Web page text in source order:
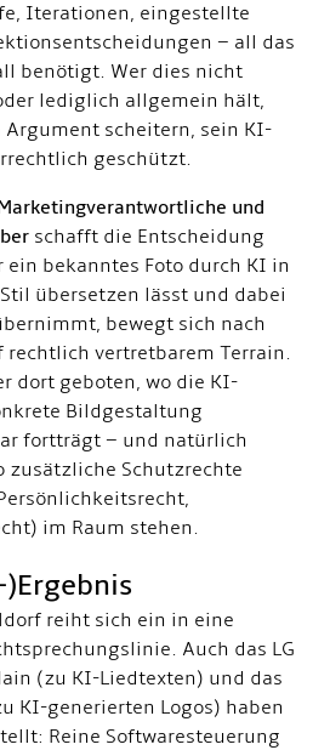
Iterationen, eingestellte
– all das
benötigt. Wer dies nicht
lediglich allgemein hält,
scheitern, sein KI-
geschützt.
und
schafft die Entscheidung
ein bekanntes Foto durch KI in
übersetzen lässt und dabei
bewegt sich nach
rechtlich vertretbarem Terrain.
dort geboten, wo die KI-
Bildgestaltung
fortträgt – und natürlich
zusätzliche Schutzrechte
im Raum stehen.
reiht sich ein in eine
Auch das LG
(zu KI-Liedtexten) und das
KI-generierten Logos) haben
Reine Softwaresteuerung